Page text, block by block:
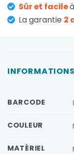
Sûr et facile
La garantie 2
BARCODE
COULEUR
MATÉRIEL